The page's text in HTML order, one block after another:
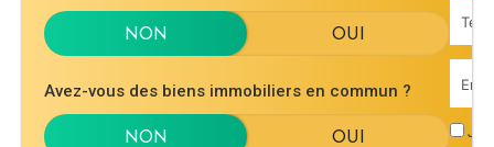
Avez-vous des biens immobiliers en commun ?